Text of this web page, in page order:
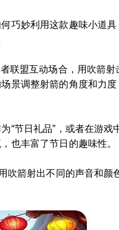
巧妙利用这款趣味小道
盟互动场合，用吹箭射
景调整射箭的角度和力
“节日礼品”，或者在游
也丰富了节日的趣味性。
吹箭射出不同的声音和